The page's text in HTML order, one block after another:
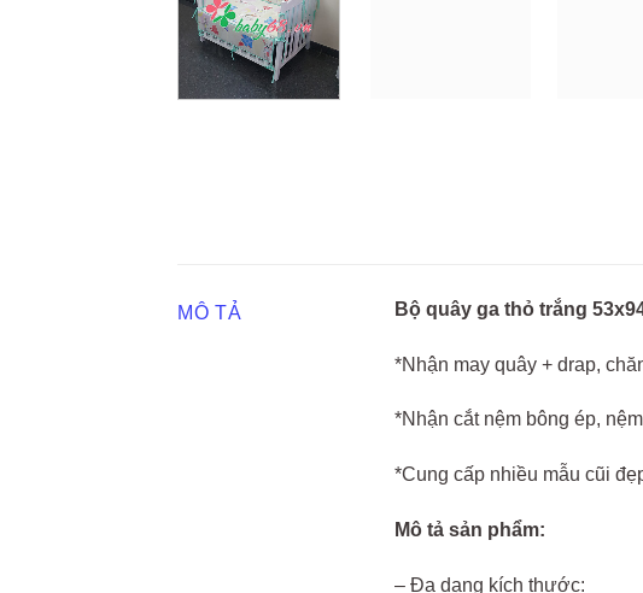
MÔ TẢ Bộ quây ga thỏ trắng
*Nhận may quây + drap,
*Nhận cắt nệm bông ép,
*Cung cấp nhiều mẫu cũi
Mô tả sản phẩm:
– Đa dạng kích thước: